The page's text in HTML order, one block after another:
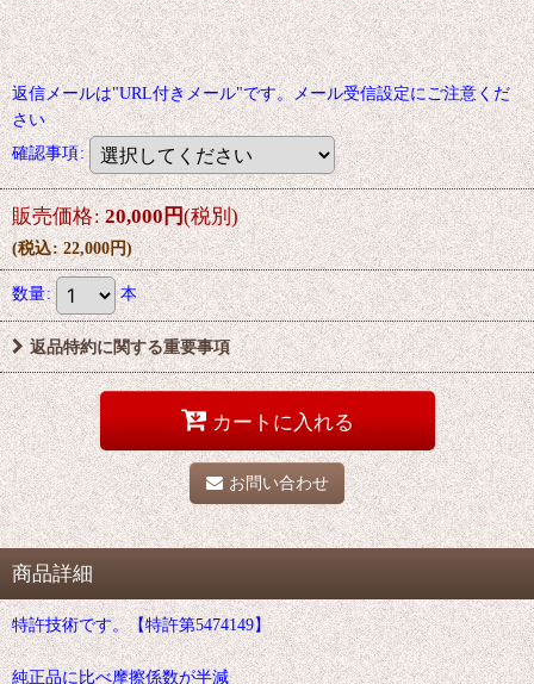
返信メールは"URL付きメール"です。メール受信設定にご注意くだ
さい
確認事項:
販売価格: 20,000円(税別)
(税込: 22,000円)
数量: 本
返品特約に関する重要事項
カートに入れる
お問い合わせ
商品詳細
特許技術です。【特許第5474149】
純正品に比べ摩擦係数が半減